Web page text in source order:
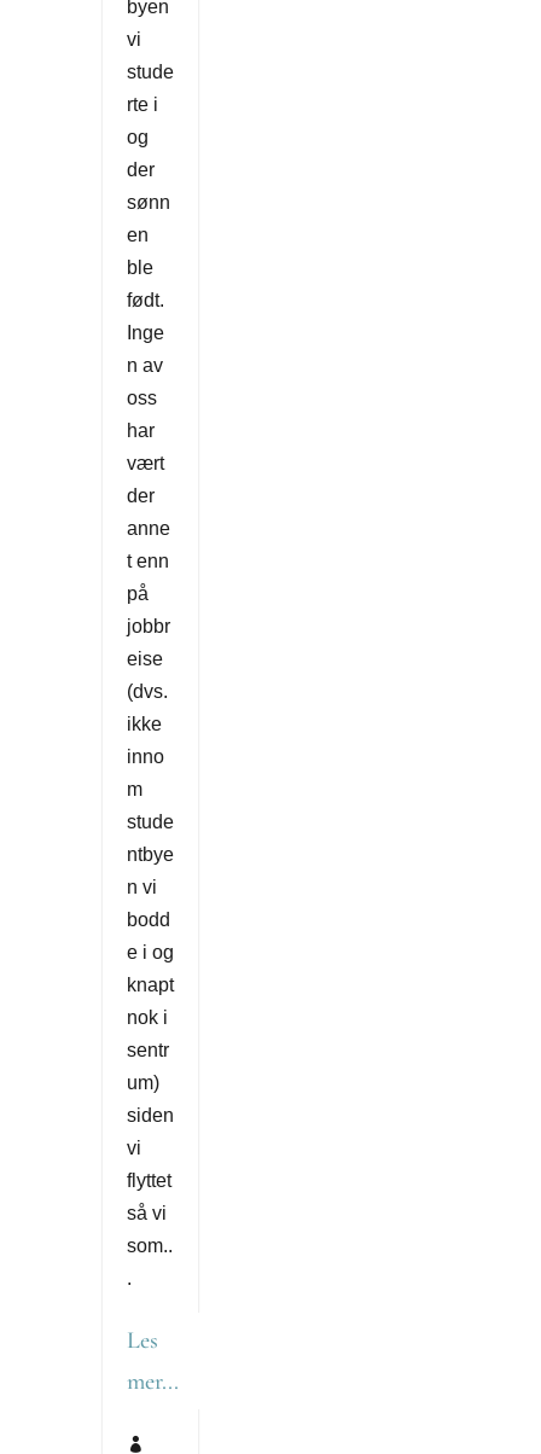
byen
vi
stude
rte i
og
der
sønn
en
ble
født.
Inge
n av
oss
har
vært
der
anne
t enn
på
jobbr
eise
(dvs.
ikke
inno
m
stude
ntbye
n vi
bodd
e i og
knapt
nok i
sentr
um)
siden
vi
flyttet
så vi
som..
.
Les
mer...
